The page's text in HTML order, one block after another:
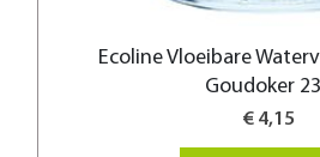
Ecoline Vloeibare
Goudoker
€ 4,15